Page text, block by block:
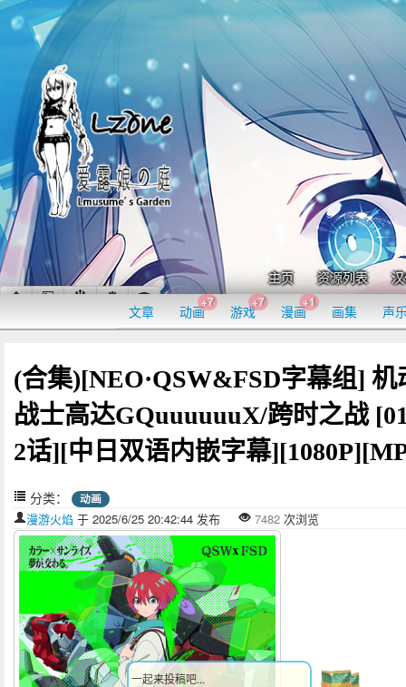
主页 资源列表
文章 动画
+7
游戏
+7
漫画
+1
画集 声
(合集)[NEO·QSW&FSD字幕组] 机
战士高达GQuuuuuuX/跨时之战
2话][中日双语内嵌字幕
分类： 动画
漫游火焰 于 2025/6/25 20:42:44 发布 7482 次浏览
一起来投稿吧...